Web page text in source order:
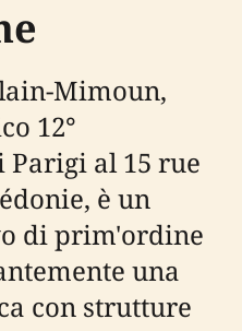
Mimoun,
12°
al 15 rue
è un
di prim'ordine
una
con strutture